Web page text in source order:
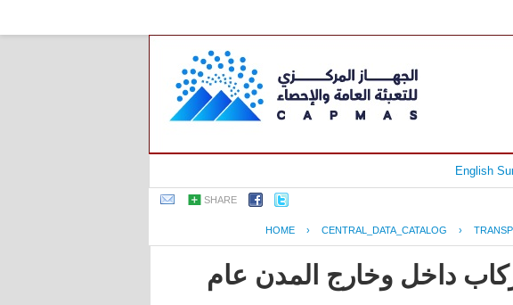
English
SHARE
HOME › CENTRAL_DATA_CATALOG ›
داخل وخارج المدن عام